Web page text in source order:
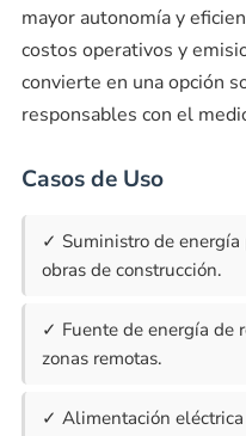
mayor autonomía y
costos operativos y
convierte en una opción
responsables con el
Casos de Uso
✓ Suministro de energía
obras de construcción.
✓ Fuente de energía de
zonas remotas.
✓ Alimentación